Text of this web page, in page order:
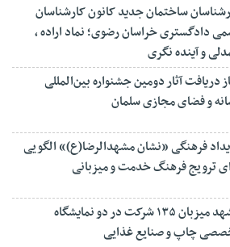
ساختمان جدید کانون کارشناسان
دادگستری خراسان رضوی؛ نماد اراده ،
و آینده نگری
دریافت آثار دومین جشنواره بین‌المللی
و فضای مجازی سلمان
فرهنگی «نشان مشهدالرضا(ع)» الگویی
ترویج فرهنگ خدمت و میزبانی
مشهد میزبان ۱۳۵ شرکت در دو نمایشگاه
چاپ و صنایع غذایی